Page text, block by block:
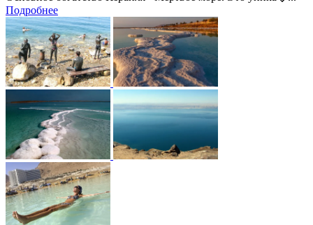
Подробнее